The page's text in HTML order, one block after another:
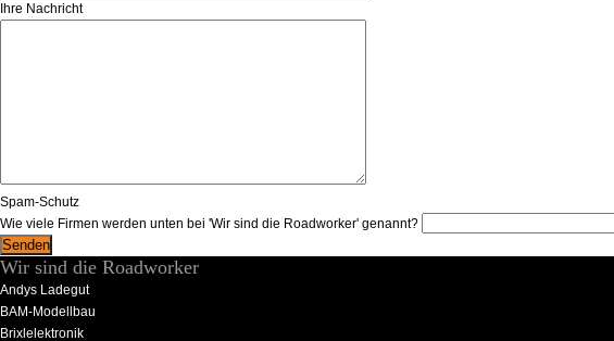
Ihre Nachricht
Spam-Schutz
Wie viele Firmen werden unten bei 'Wir sind die Roadworker' genannt?
Wir sind die Roadworker
Andys Ladegut
BAM-Modellbau
Brixlelektronik